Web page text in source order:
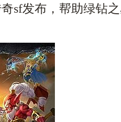
sf发布，帮助绿钻